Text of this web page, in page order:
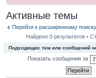
Активные темы
Перейти к расширенному поиску
Найдено 0 результатов •
Подходящих тем или сообщений
Показать сообщения за